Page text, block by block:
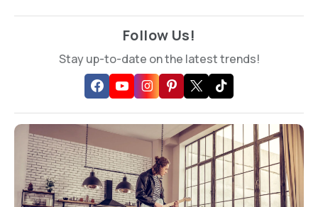
Follow Us!
Stay up-to-date on the latest trends!